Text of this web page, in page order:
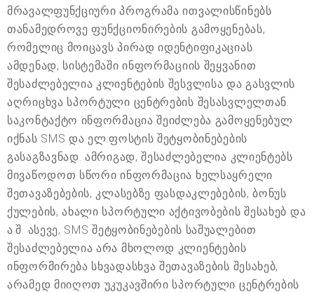
მრავალფუნქციური პროგრამა ითვალისწინებს
თანამედროვე ფუნქციონირების გამოყენებას,
რომელიც მოიცავს პირად იდენტიფიკაციას.
ამდენად, სისტემაში ინფორმაციის შეყვანით
შესაძლებელია კლიენტების შესვლისა და გასვლის
აღრიცხვა სპორტული ცენტრების შესასვლელთან.
საკონტაქტო ინფორმაცია შეიძლება გამოყენებულ
იქნას SMS და ელ.ფოსტის შეტყობინებების
გასაგზავნად. ამრიგად, შესაძლებელია კლიენტებს
მივაწოდოთ სწორი ინფორმაცია ხელსაყრელი
შეთავაზებების, კლასებზე ფასდაკლებების, ბონუს
ქულების, ახალი სპორტული აქტივობების შესახებ და
ა.შ. ასევე, SMS შეტყობინებების საშუალებით
შესაძლებელია არა მხოლოდ კლიენტების
ინფორმირება სხვადასხვა შეთავაზების შესახებ,
არამედ მიიღოთ უკუკავშირი სპორტული ცენტრების